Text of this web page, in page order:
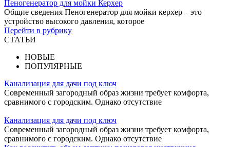
Пеногенератор для мойки Керхер
Общие сведения Пеногенератор для мойки керхер – это
устройство высокого давления, которое
Перейти в рубрику
СТАТЬИ
НОВЫЕ
ПОПУЛЯРНЫЕ
Канализация для дачи под ключ
Современный загородный образ жизни требует комфорта,
сравнимого с городским. Однако отсутствие
Канализация для дачи под ключ
Современный загородный образ жизни требует комфорта,
сравнимого с городским. Однако отсутствие